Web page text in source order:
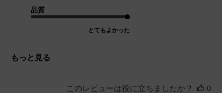
品質
とてもよかった
もっと見る
このレビューは役に立ちましたか？
0